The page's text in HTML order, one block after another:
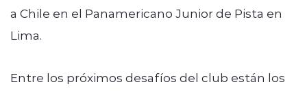
a Chile en el Panamericano Junior de Pista en
Lima.
Entre los próximos desafíos del club están los